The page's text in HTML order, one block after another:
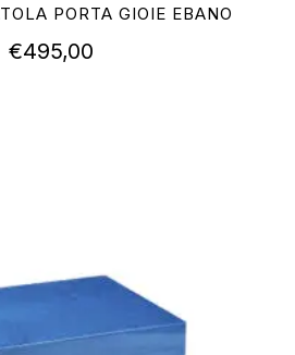
PORTA GIOIE EBANO
€495,00